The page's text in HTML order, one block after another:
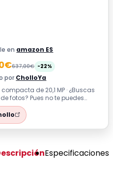
en amazon ES
637,00€ -22%
por CholloYa
de 20,1 MP · ¿Buscas
fotos? Pues no te puedes
oferta del día de Amazon que
Especificaciones